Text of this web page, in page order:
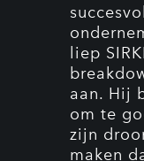
liep
aan. Hij
om te
zijn
maken